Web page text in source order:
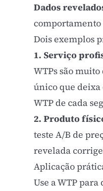
Dados
comportamento
Dois exemplos
1. Serviço
WTPs são
único que deixa
WTP de cada
2. Produto
teste A/B de
revelada
Aplicação
Use a WTP